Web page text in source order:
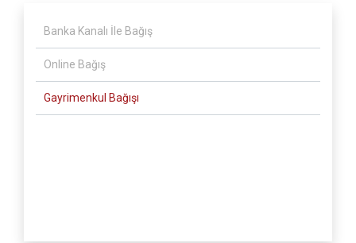
Banka Kanalı İle Bağış
Online Bağış
Gayrimenkul Bağışı